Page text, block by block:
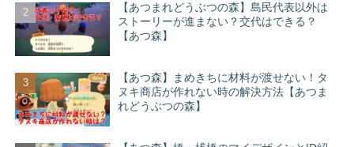
【あつまれどうぶつの森】島民代表以外は
ストーリーが進まない？交代はできる？
【あつ森】
【あつ森】まめきちに材料が渡せない！タ
ヌキ商店が作れない時の解決方法【あつま
れどうぶつの森】